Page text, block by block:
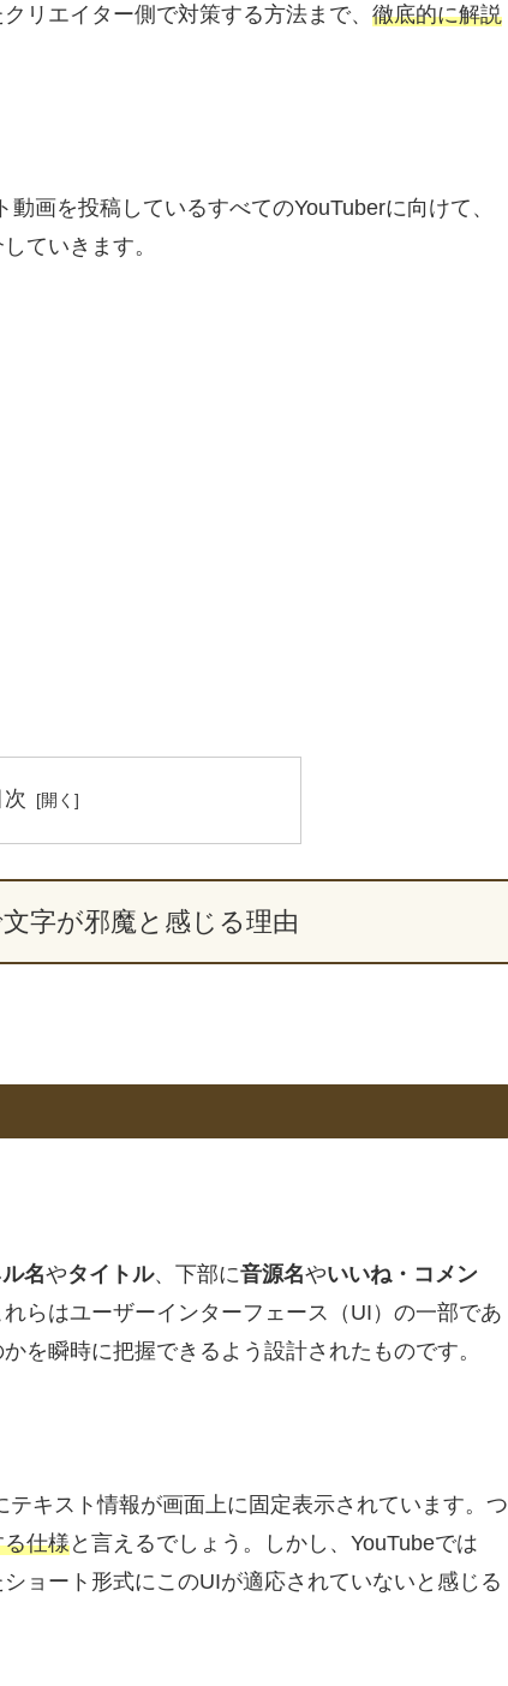
リエイター側で対策する方法まで、 徹底的に解説
画を投稿しているすべてのYouTuberに向けて、
ていきます。
次
字が邪魔と感じる理由
名やタイトル、下部に音源名やいいね・コメン
らはユーザーインターフェース（UI）の一部であ
を瞬時に把握できるよう設計されたものです。
キスト情報が画面上に固定表示されています。つ
仕様と言えるでしょう。しかし、YouTubeでは
ョート形式にこのUIが適応されていないと感じる